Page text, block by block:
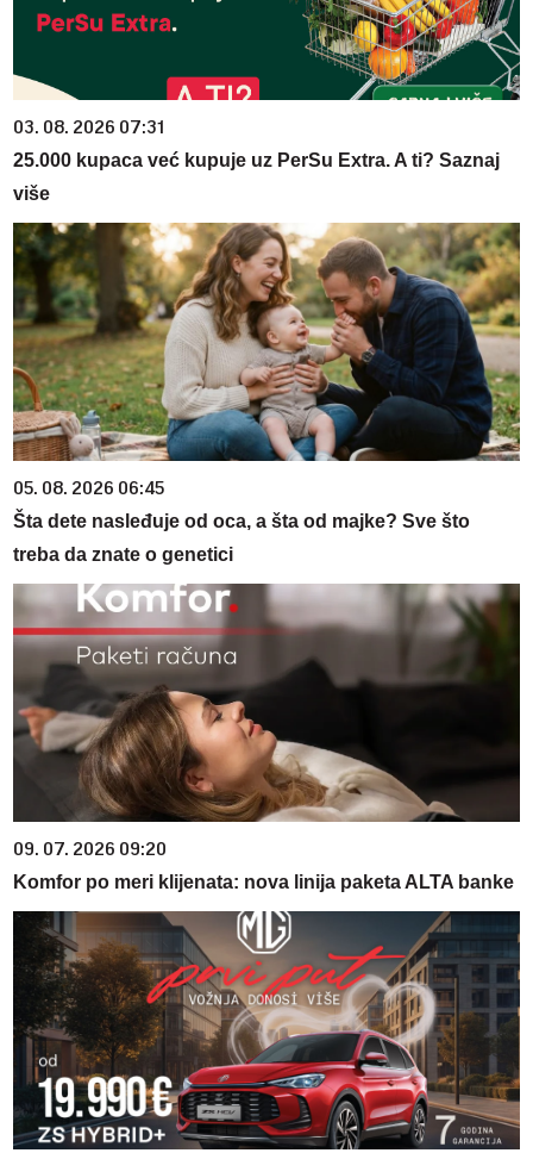
03. 08. 2026 07:31
25.000 kupaca već kupuje uz PerSu Extra. A ti? Saznaj
više
05. 08. 2026 06:45
Šta dete nasleđuje od oca, a šta od majke? Sve što
treba da znate o genetici
09. 07. 2026 09:20
Komfor po meri klijenata: nova linija paketa ALTA banke